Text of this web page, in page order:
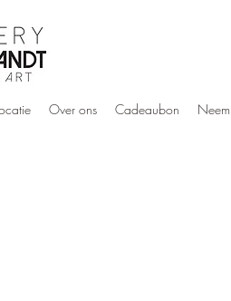
Over ons Cadeaubon